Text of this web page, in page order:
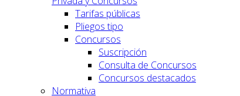
Tarifas públicas
Pliegos tipo
Concursos
Suscripción
Consulta de Concursos
Concursos destacados
Normativa